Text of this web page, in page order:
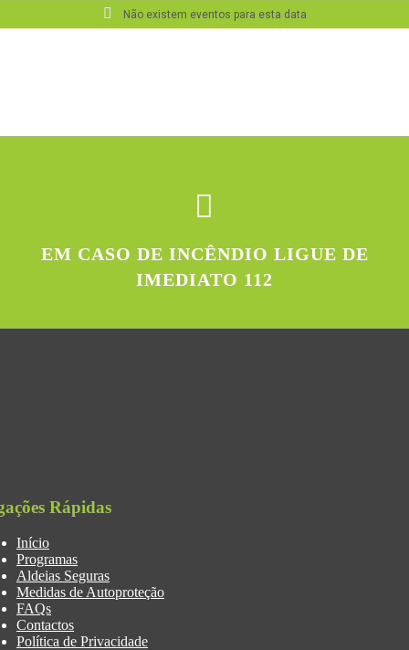
Não existem eventos para esta data
EM CASO DE INCÊNDIO LIGUE DE
IMEDIATO 112
Rápidas
Início
Programas
Aldeias Seguras
Medidas de Autoproteção
FAQs
Contactos
Política de Privacidade